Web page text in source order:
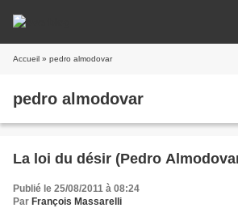
Accueil » pedro almodovar
pedro almodovar
La loi du désir (Pedro
Publié le 25/08/2011 à 08:24
Par François Massarelli